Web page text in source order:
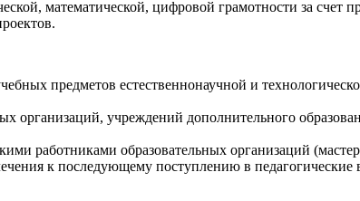
математической, цифровой грамотности за счет
предметов естественнонаучной и
организаций, учреждений дополнительного
работниками образовательных организаций
к последующему поступлению в педагогические